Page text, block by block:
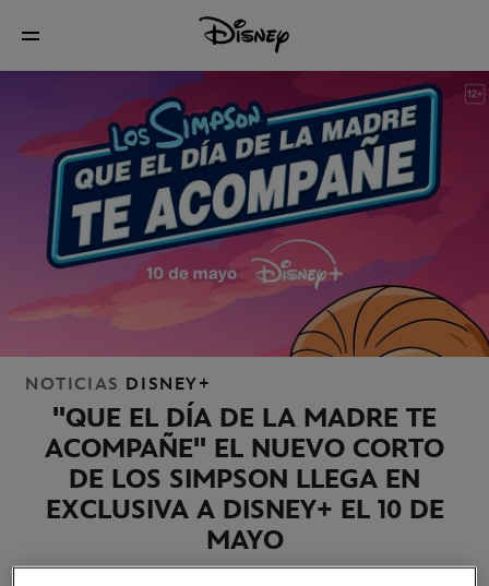
NOTICIAS DISNEY+
"QUE EL DÍA DE LA MADRE TE
ACOMPAÑE" EL NUEVO CORTO
DE LOS SIMPSON LLEGA EN
EXCLUSIVA A DISNEY+ EL 10 DE
MAYO